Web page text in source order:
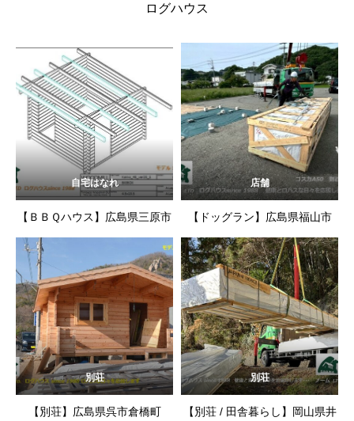
ログハウス
自宅はなれ
【ＢＢＱハウス】広島県三原市
店舗
【ドッグラン】広島県福山市
別荘
【別荘】広島県呉市倉橋町
別荘
【別荘 / 田舎暮らし】岡山県井